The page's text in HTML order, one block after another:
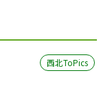
西北ToPics